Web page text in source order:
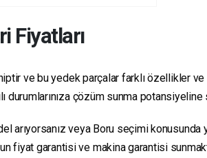
Fiyatları
ve bu yedek parçalar farklı özellikler ve
durumlarınıza çözüm sunma potansiyeline
arıyorsanız veya Boru seçimi
fiyat garantisi ve makina garantisi